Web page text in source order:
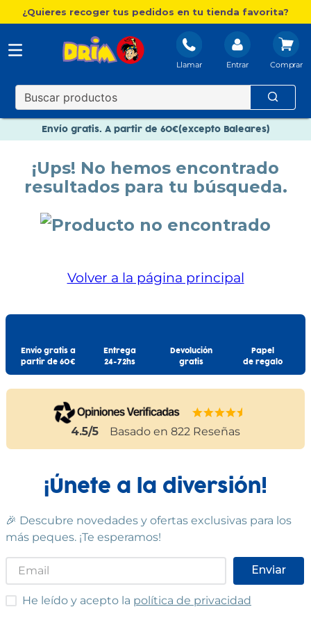
¿Quieres recoger tus pedidos en tu tienda favorita?
Llamar Entrar
Envío gratis. A partir de 60€(excepto Baleares)
Nuevo catálogo Aire Libre
Paga en 3 plazos sin intereses
¡Ups! No hemos encontrado
resultados para tu búsqueda.
Volver a la página principal
Envío gratis a
partir de 60€
Entrega
24-72hs
Devolución
gratis
Papel
de regalo
4.5/5 Basado en 822 Reseñas
¡Únete a la diversión!
🎉 Descubre novedades y ofertas exclusivas para los
más peques. ¡Te esperamos!
Enviar
He leído y acepto las condiciones
He leído y acepto la política de privacidad